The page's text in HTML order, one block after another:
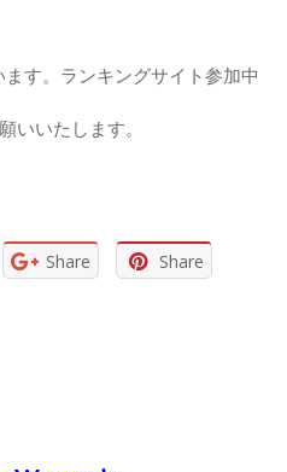
す。ランキングサイト参加中
いいたします。
Share Share